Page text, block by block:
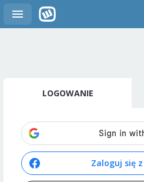
LOGOWANIE
Zaloguj się